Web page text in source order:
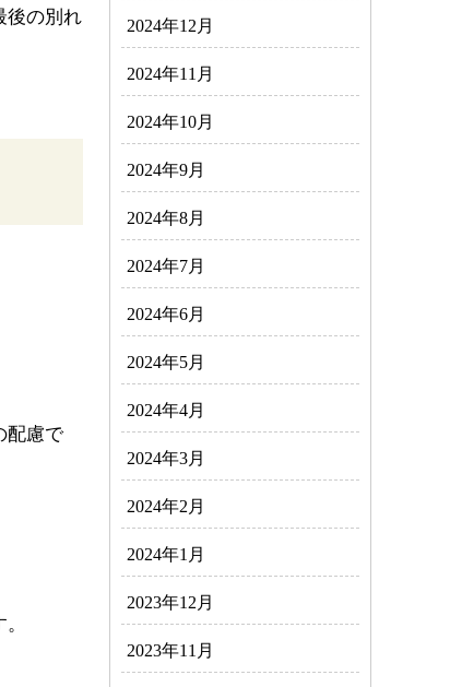
後の別れ
配慮で
2024年12月
2024年11月
2024年10月
2024年9月
2024年8月
2024年7月
2024年6月
2024年5月
2024年4月
2024年3月
2024年2月
2024年1月
2023年12月
2023年11月